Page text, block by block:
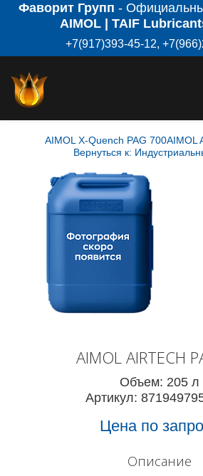
Фаворит Групп -
AIMOL | TAIF
+7(917)393-45-12,
AIMOL X-Quench PAG 700AIMOL
Вернуться к:
AIMOL AIRTECH
Объем: 205 л
Артикул:
Цена по
Описание